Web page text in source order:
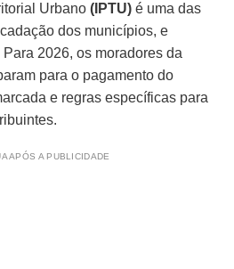
Urbano (IPTU) é uma das
dos municípios, e
2026, os moradores da
para o pagamento do
e regras específicas para
APÓS A PUBLICIDADE